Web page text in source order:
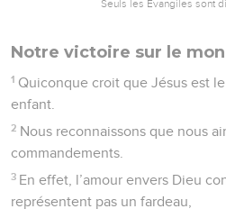
Seuls les Évangiles sont
Notre victoire sur le
1 Quiconque croit que Jésus est
enfant.
2 Nous reconnaissons que nous
commandements.
3 En effet, l’amour envers Dieu
représentent pas un fardeau,